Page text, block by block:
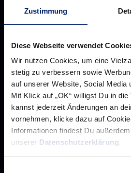
Zustimmung
Diese Webseite verwendet
Wir nutzen Cookies, um eine
stetig zu verbessern sowie
auf unserer Website, Social Media
Mit Klick auf „OK“ willigst Du in
kannst jederzeit Änderungen an
vornehmen, klicke dazu auf
Informationen findest Du
unserer Datenschutzerklärung.
Historie
Jobs
Aufsichtsrat
Löwenherz
Ansprechpartner*innen